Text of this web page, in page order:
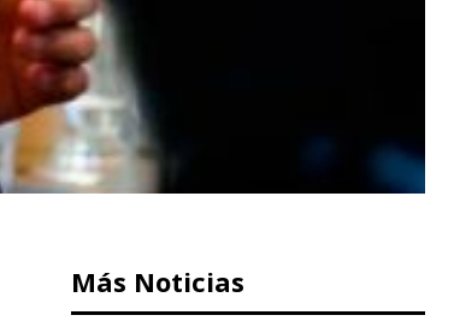
Más Noticias